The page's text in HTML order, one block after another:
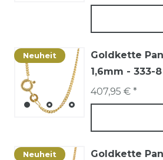
Neuheit
Goldkette
1,6mm - 333-
407,95 € *
Neuheit
Goldkette